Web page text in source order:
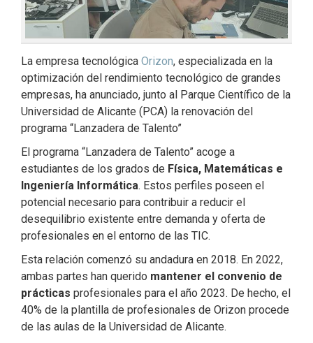
La empresa tecnológica Orizon, especializada en la
optimización del rendimiento tecnológico de grandes
empresas, ha anunciado, junto al Parque Científico de la
Universidad de Alicante (PCA) la renovación del
programa “Lanzadera de Talento”
El programa “Lanzadera de Talento” acoge a
estudiantes de los grados de Física, Matemáticas e
Ingeniería Informática. Estos perfiles poseen el
potencial necesario para contribuir a reducir el
desequilibrio existente entre demanda y oferta de
profesionales en el entorno de las TIC.
Esta relación comenzó su andadura en 2018. En 2022,
ambas partes han querido mantener el convenio de
prácticas profesionales para el año 2023. De hecho, el
40% de la plantilla de profesionales de Orizon procede
de las aulas de la Universidad de Alicante.